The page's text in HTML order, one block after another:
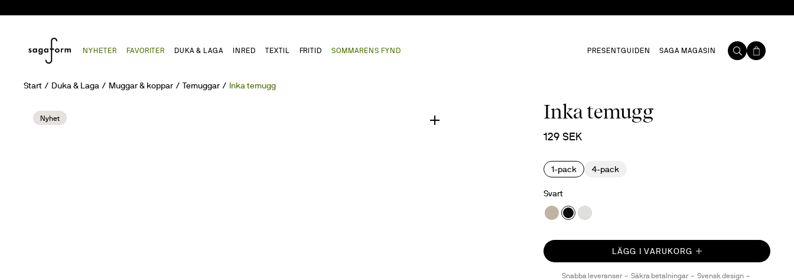
NYHETER FAVORITER DUKA & LAGA INRED TEXTIL FRITID SOMMARENS FYND PRESENTGUIDEN SAGA MAGASIN
Start Duka & Laga Muggar & koppar Temuggar Inka temugg
Nyhet Inka temugg
129 SEK
1-pack 4-pack
Svart
LÄGG I VARUKORG
Snabba leveranser Säkra betalningar
Svensk design